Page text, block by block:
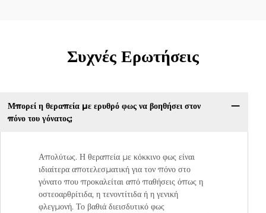
Συχνές Ερωτήσεις
Μπορεί η θεραπεία με ερυθρό φως να βοηθήσει στον
πόνο του γόνατος;
Απολύτως. Η θεραπεία με κόκκινο φως είναι
ιδιαίτερα αποτελεσματική για τον πόνο στο
γόνατο που προκαλείται από παθήσεις όπως η
οστεοαρθρίτιδα, η τενοντίτιδα ή η γενική
φλεγμονή. Το βαθιά διεισδυτικό φως